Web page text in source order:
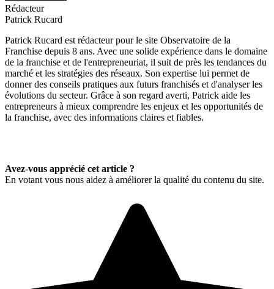
Rédacteur
Patrick Rucard
Patrick Rucard est rédacteur pour le site Observatoire de la
Franchise depuis 8 ans. Avec une solide expérience dans le domaine
de la franchise et de l'entrepreneuriat, il suit de près les tendances du
marché et les stratégies des réseaux. Son expertise lui permet de
donner des conseils pratiques aux futurs franchisés et d'analyser les
évolutions du secteur. Grâce à son regard averti, Patrick aide les
entrepreneurs à mieux comprendre les enjeux et les opportunités de
la franchise, avec des informations claires et fiables.
Avez-vous apprécié cet article ?
En votant vous nous aidez à améliorer la qualité du contenu du site.